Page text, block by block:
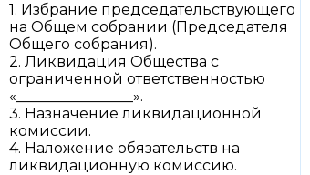
1. Избрание председательствующего
на Общем собрании (Председателя
Общего собрания).
2. Ликвидация Общества с
ограниченной ответственностью
«________________».
3. Назначение ликвидационной
комиссии.
4. Наложение обязательств на
ликвидационную комиссию.